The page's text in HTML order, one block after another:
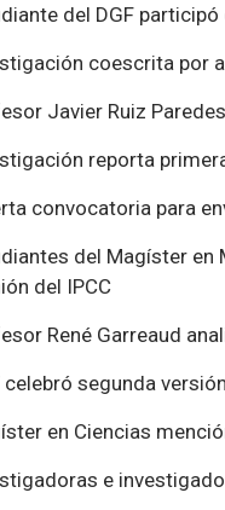
del DGF
coescrita por
Javier Ruiz
reporta
convocatoria para
del Magíster
del IPCC
René Garreaud
celebró segunda
en Ciencias
e